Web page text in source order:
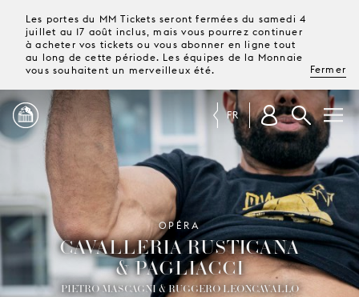
Les portes du MM Tickets seront fermées du samedi 4
juillet au 17 août inclus, mais vous pourrez continuer
à acheter vos tickets ou vous abonner en ligne tout
au long de cette période. Les équipes de la Monnaie
vous souhaitent un merveilleux été.
Fermer
PROGRAMME
MAGAZINE
TICKETS &
ABONNEMENTS
FR
OPÉRA
CAVALLERIA RUSTICANA
& PAGLIACCI
PIETRO MASCAGNI & RUGGERO LEONCAVALLO